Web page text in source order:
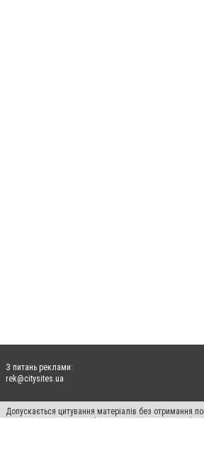
З питань реклами:
rek@citysites.ua
Допускається цитування матеріалів без отримання
для пошукових систем гіперпосилання на цитовані